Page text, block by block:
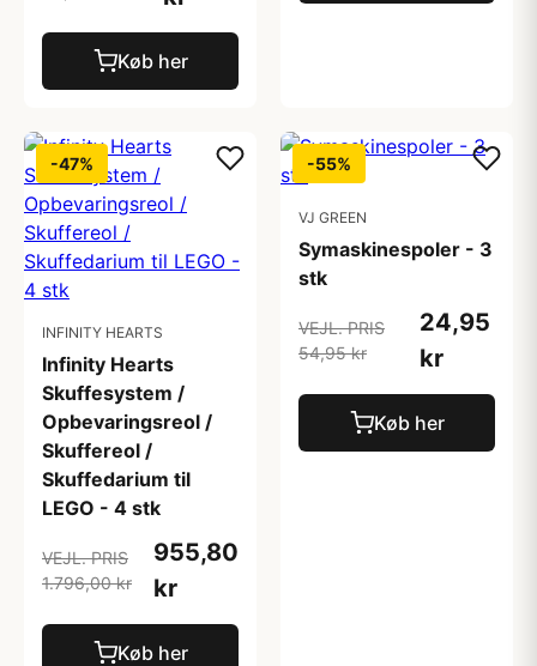
Køb her
-47%
INFINITY HEARTS
Infinity Hearts
Skuffesystem /
Opbevaringsreol /
Skuffereol /
Skuffedarium til
LEGO - 4 stk
VEJL. PRIS
1.796,00 kr
955,80
kr
Køb her
-55%
VJ GREEN
Symaskinespoler - 3
stk
VEJL. PRIS
54,95 kr
24,95
kr
Køb her